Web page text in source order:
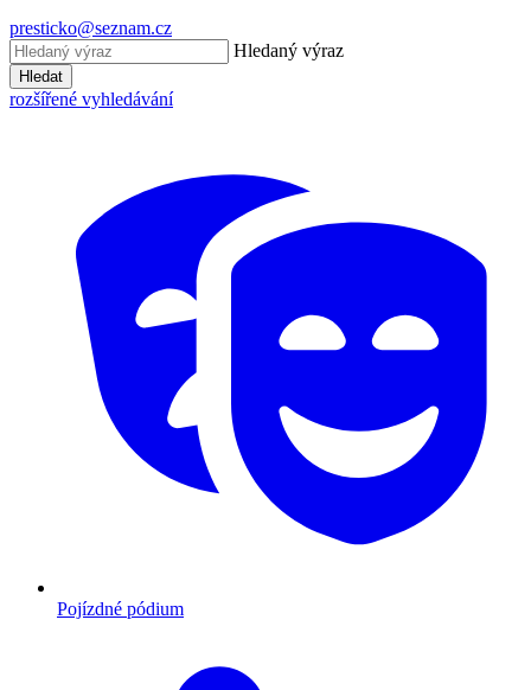
presticko@seznam.cz
Hledaný výraz
Hledat
rozšířené vyhledávání
Pojízdné pódium